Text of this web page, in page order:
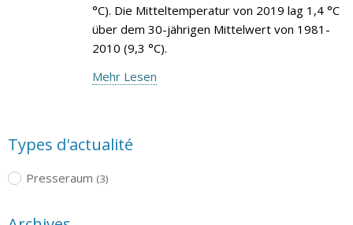
°C). Die Mitteltemperatur von 2019 lag 1,4 °C
über dem 30-jährigen Mittelwert von 1981-
2010 (9,3 °C).
Mehr Lesen
Types d'actualité
Presseraum (3)